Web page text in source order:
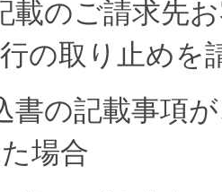
載のご請求先
の取り止めを
書の記載事項
場合